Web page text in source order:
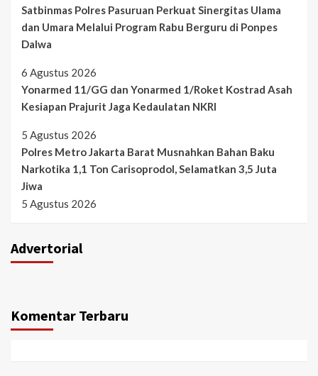
Satbinmas Polres Pasuruan Perkuat Sinergitas Ulama
dan Umara Melalui Program Rabu Berguru di Ponpes
Dalwa
6 Agustus 2026
Yonarmed 11/GG dan Yonarmed 1/Roket Kostrad Asah
Kesiapan Prajurit Jaga Kedaulatan NKRI
5 Agustus 2026
Polres Metro Jakarta Barat Musnahkan Bahan Baku
Narkotika 1,1 Ton Carisoprodol, Selamatkan 3,5 Juta
Jiwa
5 Agustus 2026
Advertorial
Komentar Terbaru